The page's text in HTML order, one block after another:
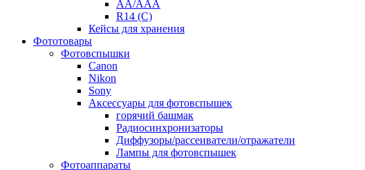
AA/AAA
R14 (C)
Кейсы для хранения
Фототовары
Фотовспышки
Canon
Nikon
Sony
Аксессуары для фотовспышек
горячий башмак
Радиосинхронизаторы
Диффузоры/рассеиватели/отражатели
Лампы для фотовспышек
Фотоаппараты